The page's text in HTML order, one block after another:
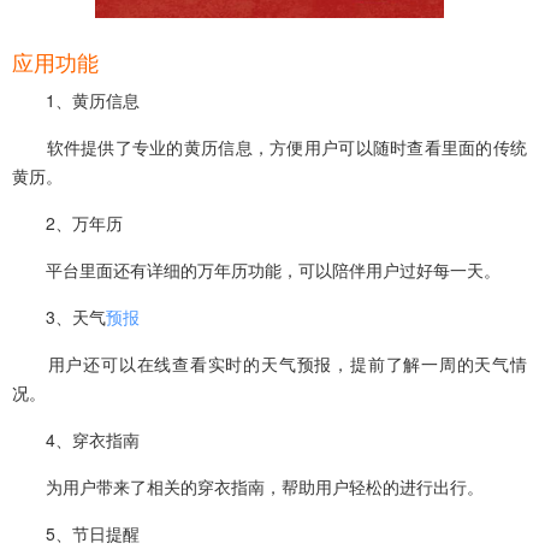
应用功能
1、黄历信息
软件提供了专业的黄历信息，方便用户可以随时查看里面的传统
黄历。
2、万年历
平台里面还有详细的万年历功能，可以陪伴用户过好每一天。
3、天气预报
用户还可以在线查看实时的天气预报，提前了解一周的天气情
况。
4、穿衣指南
为用户带来了相关的穿衣指南，帮助用户轻松的进行出行。
5、节日提醒